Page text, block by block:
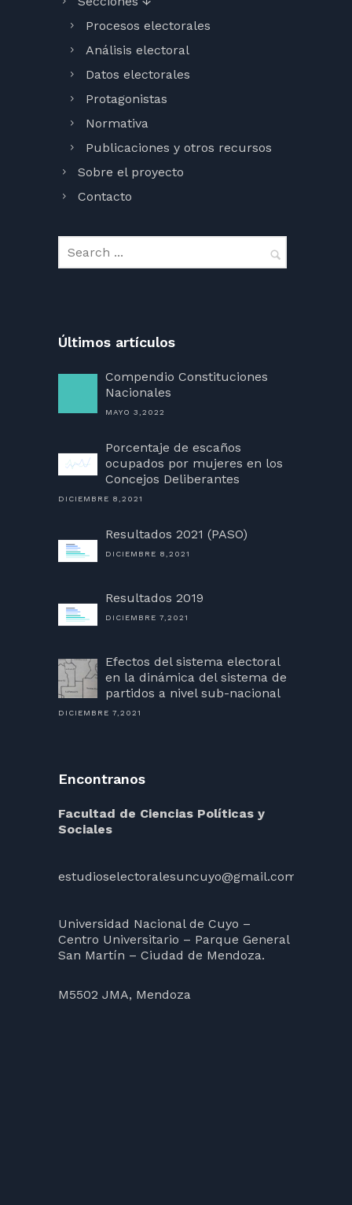
Procesos electorales
Análisis electoral
Datos electorales
Protagonistas
Normativa
Publicaciones y otros recursos
Sobre el proyecto
Contacto
Últimos artículos
Compendio Constituciones
Nacionales
MAYO 3,2022
Porcentaje de escaños
ocupados por mujeres en los
Concejos Deliberantes
DICIEMBRE 8,2021
Resultados 2021 (PASO)
DICIEMBRE 8,2021
Resultados 2019
DICIEMBRE 7,2021
Efectos del sistema electoral
en la dinámica del sistema de
partidos a nivel sub-nacional
DICIEMBRE 7,2021
Encontranos
Facultad de Ciencias Políticas y
Sociales
estudioselectoralesuncuyo@gmail.com
Universidad Nacional de Cuyo –
Centro Universitario – Parque General
San Martín – Ciudad de Mendoza.
M5502 JMA, Mendoza